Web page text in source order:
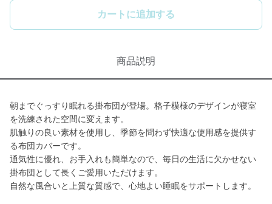
カートに追加する
商品説明
朝までぐっすり眠れる掛布団が登場。格子模様のデザインが寝室
を洗練された空間に変えます。
肌触りの良い素材を使用し、季節を問わず快適な使用感を提供す
る布団カバーです。
通気性に優れ、お手入れも簡単なので、毎日の生活に欠かせない
掛布団として長くご愛用いただけます。
自然な風合いと上質な質感で、心地よい睡眠をサポートします。